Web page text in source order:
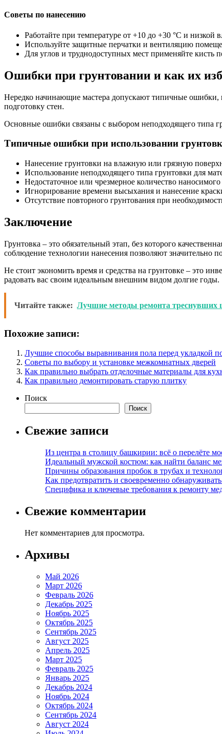
Советы по нанесению
Работайте при температуре от +10 до +30 °C и низкой
Используйте защитные перчатки и вентиляцию
Для углов и труднодоступных мест применяйте кисть
Ошибки при грунтовании и как их
Нередко начинающие мастера допускают типичные ошибки,
подготовку стен.
Основные ошибки связаны с выбором неподходящего типа
Типичные ошибки при использовании
Нанесение грунтовки на влажную или грязную
Использование неподходящего типа грунтовки для
Недостаточное или чрезмерное количество наносимого
Игнорирование времени высыхания и нанесение
Отсутствие повторного грунтования при
Заключение
Грунтовка – это обязательный этап, без которого
соблюдение технологии нанесения позволяют
Не стоит экономить время и средства на грунтовке – это
радовать вас своим идеальным внешним видом долгие годы.
Читайте также: Лучшие методы ремонта треснувших
Похожие записи:
Лучшие способы выравнивания пола перед укладкой
Советы по выбору и установке межкомнатных дверей
Как правильно выбрать отделочные материалы для
Как правильно демонтировать старую плитку
Поиск
Поиск
Свежие записи
Из центра в столицу башкирии: всё о перелёте
Идеальный мужской костюм: как найти баланс
Причины образования пробок в трубах и
Как предотвратить и своевременно
Специфика и ключевые требования к ремонту
Свежие комментарии
Нет комментариев для просмотра.
Архивы
Май 2026
Март 2026
Февраль 2026
Декабрь 2025
Ноябрь 2025
Октябрь 2025
Сентябрь 2025
Август 2025
Апрель 2025
Март 2025
Февраль 2025
Январь 2025
Декабрь 2024
Ноябрь 2024
Октябрь 2024
Сентябрь 2024
Август 2024